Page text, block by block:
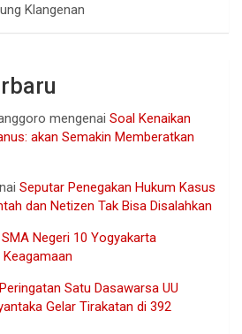
Klangenan
mengenai Soal Kenaikan
akan Semakin Memberatkan
Seputar Penegakan Hukum Kasus
dan Netizen Tak Bisa Disalahkan
SMA Negeri 10 Yogyakarta
Peringatan Satu Dasawarsa UU
Gelar Tirakatan di 392